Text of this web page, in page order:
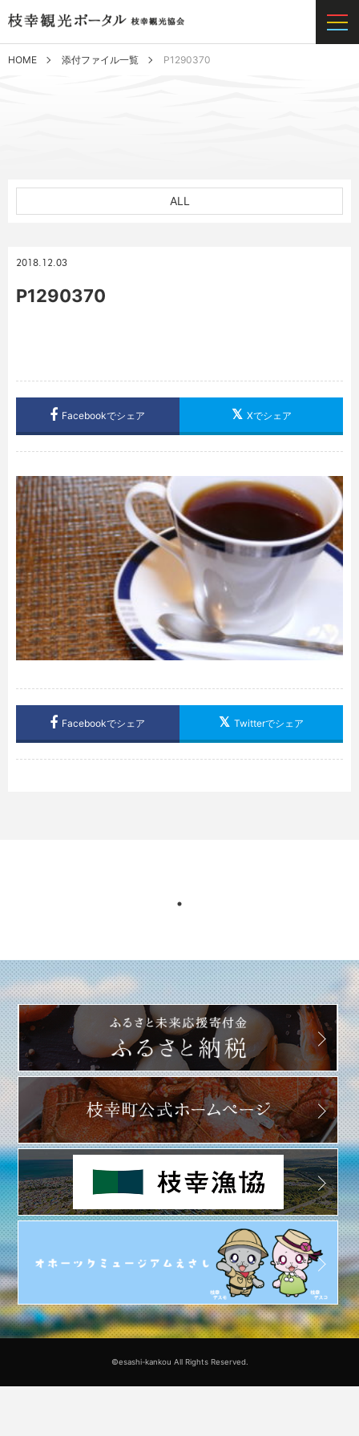
HOME 添付ファイル一覧 P1290370
ALL
2018.12.03
P1290370
Facebookでシェア Xでシェア
Facebookでシェア Twitterでシェア
©esashi-kankou All Rights Reserved.